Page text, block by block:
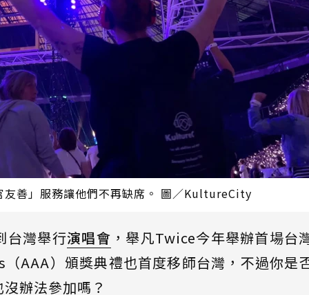
友善」服務讓他們不再缺席。 圖／KultureCity
台灣舉行演唱會 ，舉凡Twice今年舉辦首場台
AAA）頒獎典禮也首度移師台灣，不過你是
辦法參加嗎？